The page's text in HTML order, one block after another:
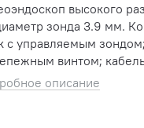
высокого
зонда 3.9 мм.
зондом; съемная подставка
винтом; кабель USB; кабель AV;
батареи типа АА х 4 шт.; аудио
для з...
описание